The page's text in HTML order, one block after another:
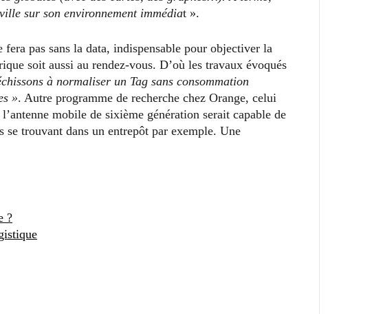
sur son environnement immédiat ».
pas sans la data, indispensable pour objectiver la
soit aussi au rendez-vous. D’où les travaux évoqués
à normaliser un Tag sans consommation
». Autre programme de recherche chez Orange, celui
mobile de sixième génération serait capable de
se trouvant dans un entrepôt par exemple. Une
?